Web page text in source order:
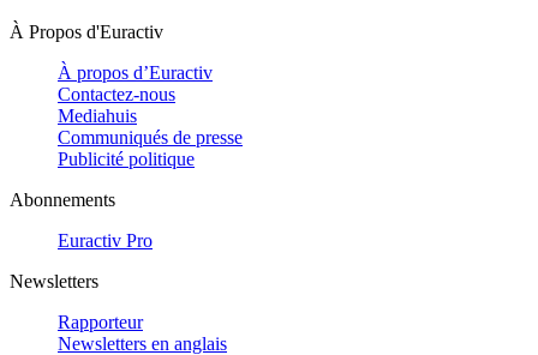
À Propos d'Euractiv
À propos d’Euractiv
Contactez-nous
Mediahuis
Communiqués de presse
Publicité politique
Abonnements
Euractiv Pro
Newsletters
Rapporteur
Newsletters en anglais